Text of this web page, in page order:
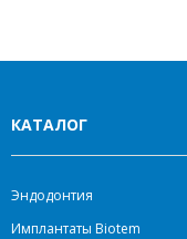
КАТАЛОГ
Эндодонтия
Имплантаты Biotem